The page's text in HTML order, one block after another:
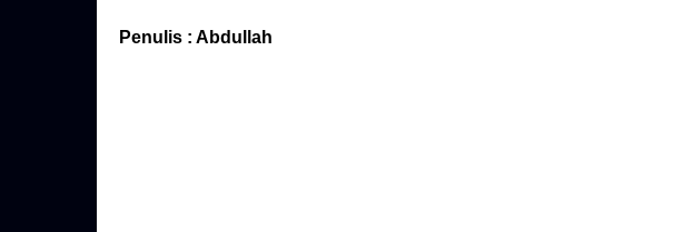
Penulis : Abdullah